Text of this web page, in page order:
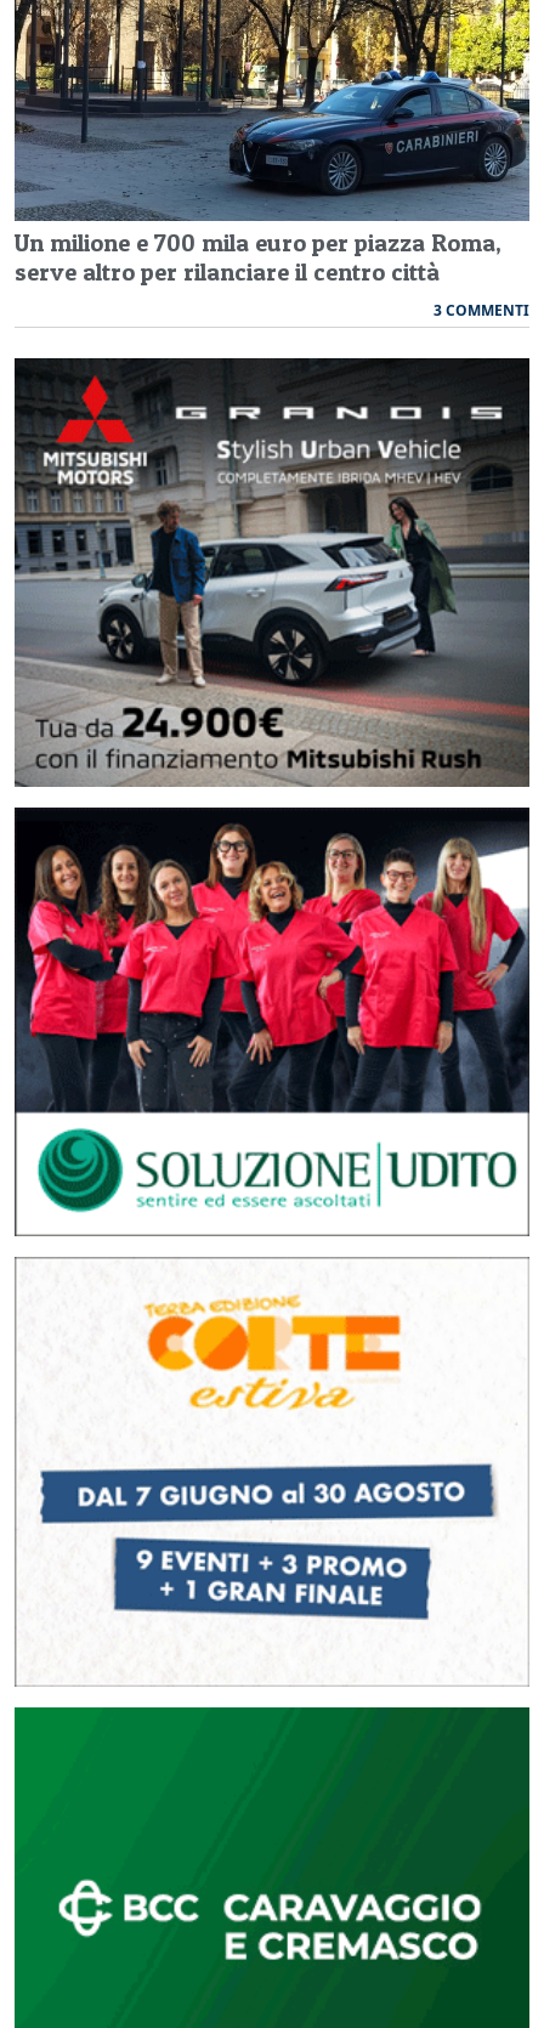
Un milione e 700 mila euro per piazza Roma,
serve altro per rilanciare il centro città
3 COMMENTI